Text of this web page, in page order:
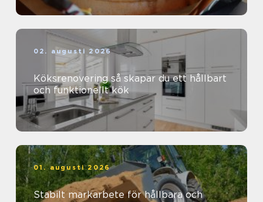
02. augusti 2026
Köksrenovering så skapar du ett hållbart
och funktionellt kök
01. augusti 2026
Stabilt markarbete för hållbara och